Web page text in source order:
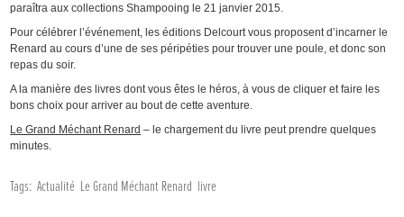
paraîtra aux collections Shampooing le 21 janvier 2015.
Pour célébrer l’événement, les éditions Delcourt vous proposent d’incarner le
Renard au cours d’une de ses péripéties pour trouver une poule, et donc son
repas du soir.
A la manière des livres dont vous êtes le héros, à vous de cliquer et faire les
bons choix pour arriver au bout de cette aventure.
Le Grand Méchant Renard – le chargement du livre peut prendre quelques
minutes.
Tags: Actualité Le Grand Méchant Renard livre